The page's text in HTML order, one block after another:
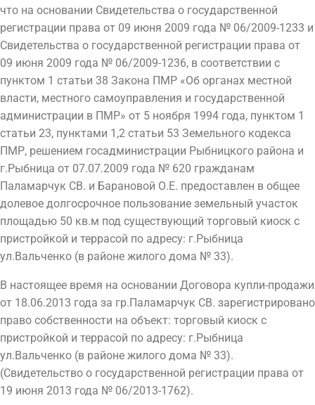
что на основании Свидетельства о государственной
регистрации права от 09 июня 2009 года № 06/2009-1233 и
Свидетельства о государственной регистрации права от
09 июня 2009 года № 06/2009-1236, в соответствии с
пунктом 1 статьи 38 Закона ПМР «Об органах местной
власти, местного самоуправления и государственной
администрации в ПМР» от 5 ноября 1994 года, пунктом 1
статьи 23, пунктами 1,2 статьи 53 Земельного кодекса
ПМР, решением госадминистрации Рыбницкого района и
г.Рыбница от 07.07.2009 года № 620 гражданам
Паламарчук СВ. и Барановой О.Е. предоставлен в общее
долевое долгосрочное пользование земельный участок
площадью 50 кв.м под существующий торговый киоск с
пристройкой и террасой по адресу: г.Рыбница
ул.Вальченко (в районе жилого дома № 33).
В настоящее время на основании Договора купли-продажи
от 18.06.2013 года за гр.Паламарчук СВ. зарегистрировано
право собственности на объект: торговый киоск с
пристройкой и террасой по адресу: г.Рыбница
ул.Вальченко (в районе жилого дома № 33).
(Свидетельство о государственной регистрации права от
19 июня 2013 года № 06/2013-1762).